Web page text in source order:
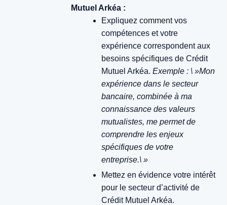
Mutuel Arkéa :
Expliquez comment vos
compétences et votre
expérience correspondent aux
besoins spécifiques de Crédit
Mutuel Arkéa. Exemple : \ »Mon
expérience dans le secteur
bancaire, combinée à ma
connaissance des valeurs
mutualistes, me permet de
comprendre les enjeux
spécifiques de votre
entreprise.\ »
Mettez en évidence votre intérêt
pour le secteur d’activité de
Crédit Mutuel Arkéa.